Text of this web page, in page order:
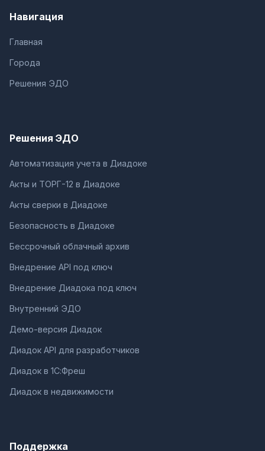
Навигация
Главная
Города
Решения ЭДО
Решения ЭДО
Автоматизация учета в Диадоке
Акты и ТОРГ-12 в Диадоке
Акты сверки в Диадоке
Безопасность в Диадоке
Бессрочный облачный архив
Внедрение API под ключ
Внедрение Диадока под ключ
Внутренний ЭДО
Демо-версия Диадок
Диадок API для разработчиков
Диадок в 1С:Фреш
Диадок в недвижимости
Поддержка